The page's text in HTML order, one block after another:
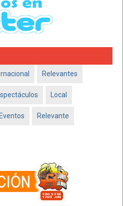
Relevantes
Local
Eventos Relevante